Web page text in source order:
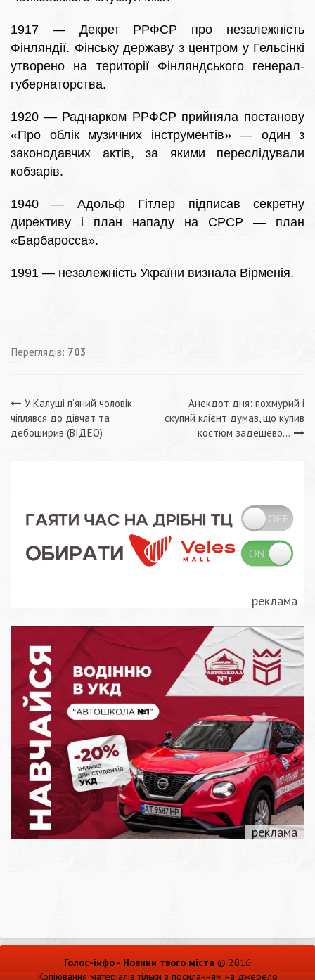
1917 — Декрет РРФСР про незалежність
Фінляндії. Фінську державу з центром у Гельсінкі
утворено на території Фінляндського генерал-
губернаторства.
1920 — Раднарком РРФСР прийняла постанову
«Про облік музичних інструментів» — один з
законодавчих актів, за якими переслідували
кобзарів.
1940 — Адольф Гітлер підписав секретну
директиву і план нападу на СРСР — план
«Барбаросса».
1991 — незалежність України визнала Вірменія.
Переглядів: 703
Навігація
записів
У Калуші п’яний чоловік
чіплявся до дівчат та
дебоширив (ВІДЕО)
Анекдот дня: похмурий і
скупий клієнт думав, що купив
костюм задешево…
Голос-інфо - Новини твого міста © 2016
Копіювання матеріалів тільки з посиланням на джерело